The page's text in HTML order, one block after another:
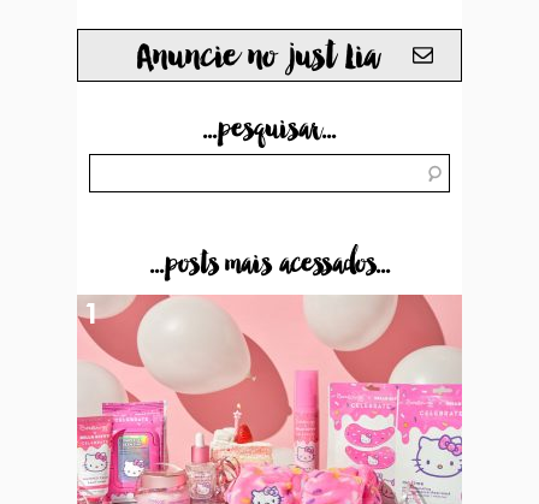
Anuncie no just Lia
...pesquisar...
...posts mais acessados...
1